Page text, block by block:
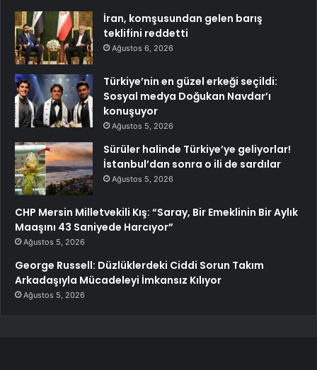
İran, komşusundan gelen barış
teklifini reddetti
Ağustos 6, 2026
Türkiye’nin en güzel erkeği seçildi:
Sosyal medya Doğukan Navdar’ı
konuşuyor
Ağustos 5, 2026
Sürüler halinde Türkiye’ye geliyorlar!
İstanbul’dan sonra o ili de sardılar
Ağustos 5, 2026
CHP Mersin Milletvekili Kış: “Saray, Bir Emeklinin Bir Aylık
Maaşını 43 Saniyede Harcıyor”
Ağustos 5, 2026
George Russell: Düzlüklerdeki Ciddi Sorun Takım
Arkadaşıyla Mücadeleyi İmkansız Kılıyor
Ağustos 5, 2026